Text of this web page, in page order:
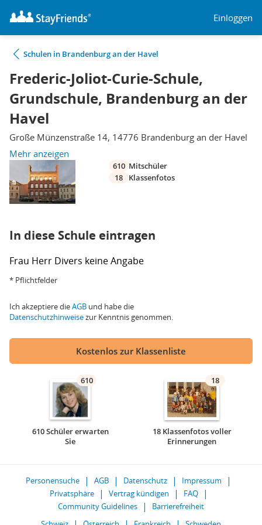
Einloggen
Schulen in Brandenburg an der Havel
Frederic-Joliot-Curie-Schule,
Grundschule, Brandenburg an der
Havel
Große Münzenstraße 14, 14776 Brandenburg an der Havel
Mehr anzeigen
610 Mitschüler
18
Klassenfotos
In diese Schule eintragen
Frau Herr Divers keine Angabe
* Pflichtfelder
Ich akzeptiere dieAGB und habe die
Datenschutzhinweisezur Kenntnis genommen.
Kostenlos zur Klassenliste
610
610 Schüler erwarten
Sie
18
18 Klassenfotos voller
Erinnerungen
Personensuche AGB Datenschutz
Impressum
Privatsphäre
Vertrag kündigen
FAQ
Community Guidelines
Barrierefreiheit